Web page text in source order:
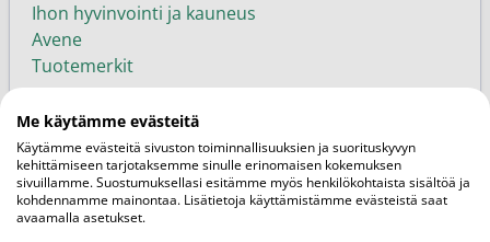
Ihon hyvinvointi ja kauneus
Avene
Tuotemerkit
Liittyvät
Artikkelit
Siirry blogiin
Me käytämme evästeitä
Käytämme evästeitä sivuston toiminnallisuuksien ja suorituskyvyn
kehittämiseen tarjotaksemme sinulle erinomaisen kokemuksen
sivuillamme. Suostumuksellasi esitämme myös henkilökohtaista sisältöä ja
kohdennamme mainontaa. Lisätietoja käyttämistämme evästeistä saat
avaamalla asetukset.